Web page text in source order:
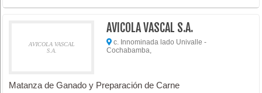
AVICOLA VASCAL
S.A.
AVICOLA VASCAL S.A.
c. Innominada lado Univalle -
Cochabamba,
Matanza de Ganado y Preparación de Carne